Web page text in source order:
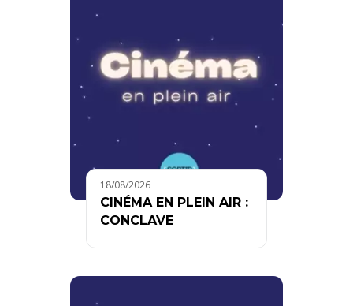
18/08/2026
CINÉMA EN PLEIN AIR :
CONCLAVE